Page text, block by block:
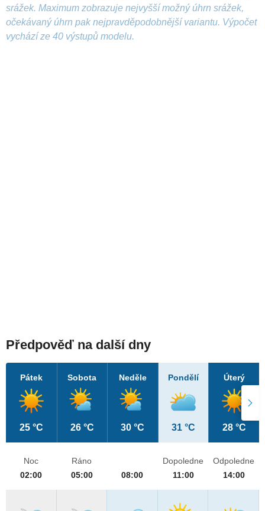
srážek. Maximum zobrazuje nejvyšší možný úhrn srážek,
očekávaný úhrn pak nejpravděpodobnější variantu. Výpočet
vychází ze 40 výstupů modelu.
Předpověď na další dny
Pátek
25 °C
Sobota
26 °C
Neděle
30 °C
Pondělí
31 °C
Úterý
28 °C
Noc
02:00
Ráno
05:00
08:00
Dopoledne
11:00
Odpoledne
14:00